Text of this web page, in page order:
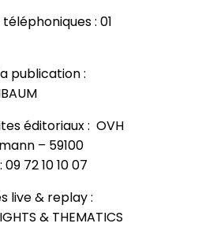
: 01
publication :
éditoriaux : OVH
– 59100
72 10 10 07
& replay :
& THEMATICS